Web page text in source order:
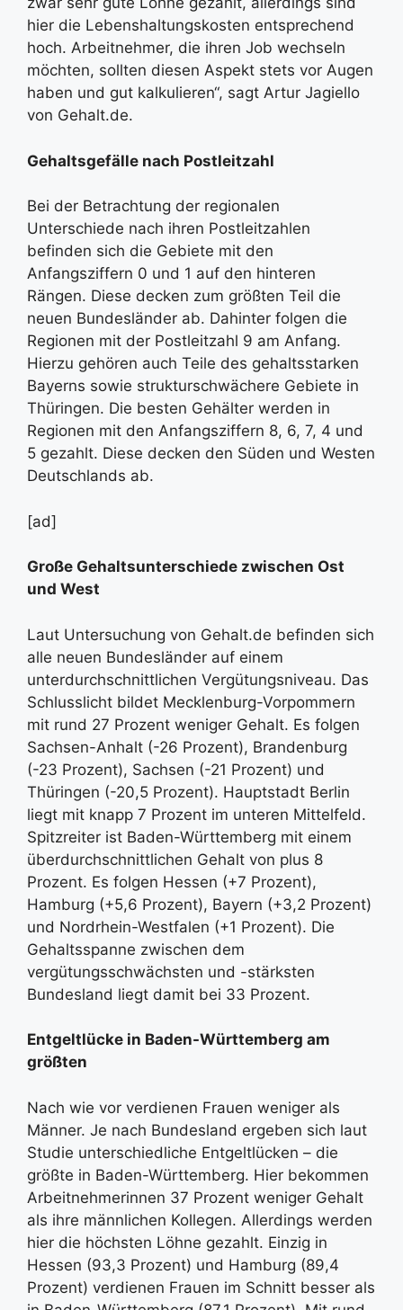
hier die Lebenshaltungskosten entsprechend
hoch. Arbeitnehmer, die ihren Job wechseln
möchten, sollten diesen Aspekt stets vor Augen
haben und gut kalkulieren“, sagt Artur Jagiello
von Gehalt.de.
Gehaltsgefälle nach Postleitzahl
Bei der Betrachtung der regionalen
Unterschiede nach ihren Postleitzahlen
befinden sich die Gebiete mit den
Anfangsziffern 0 und 1 auf den hinteren
Rängen. Diese decken zum größten Teil die
neuen Bundesländer ab. Dahinter folgen die
Regionen mit der Postleitzahl 9 am Anfang.
Hierzu gehören auch Teile des gehaltsstarken
Bayerns sowie strukturschwächere Gebiete in
Thüringen. Die besten Gehälter werden in
Regionen mit den Anfangsziffern 8, 6, 7, 4 und
5 gezahlt. Diese decken den Süden und Westen
Deutschlands ab.
[ad]
Große Gehaltsunterschiede zwischen Ost
und West
Laut Untersuchung von Gehalt.de befinden sich
alle neuen Bundesländer auf einem
unterdurchschnittlichen Vergütungsniveau. Das
Schlusslicht bildet Mecklenburg-Vorpommern
mit rund 27 Prozent weniger Gehalt. Es folgen
Sachsen-Anhalt (-26 Prozent), Brandenburg
(-23 Prozent), Sachsen (-21 Prozent) und
Thüringen (-20,5 Prozent). Hauptstadt Berlin
liegt mit knapp 7 Prozent im unteren Mittelfeld.
Spitzreiter ist Baden-Württemberg mit einem
überdurchschnittlichen Gehalt von plus 8
Prozent. Es folgen Hessen (+7 Prozent),
Hamburg (+5,6 Prozent), Bayern (+3,2 Prozent)
und Nordrhein-Westfalen (+1 Prozent). Die
Gehaltsspanne zwischen dem
vergütungsschwächsten und -stärksten
Bundesland liegt damit bei 33 Prozent.
Entgeltlücke in Baden-Württemberg am
größten
Nach wie vor verdienen Frauen weniger als
Männer. Je nach Bundesland ergeben sich laut
Studie unterschiedliche Entgeltlücken – die
größte in Baden-Württemberg. Hier bekommen
Arbeitnehmerinnen 37 Prozent weniger Gehalt
als ihre männlichen Kollegen. Allerdings werden
hier die höchsten Löhne gezahlt. Einzig in
Hessen (93,3 Prozent) und Hamburg (89,4
Prozent) verdienen Frauen im Schnitt besser als